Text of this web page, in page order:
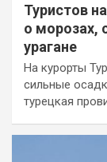
Туристов
о морозах,
урагане
На курорты
сильные
турецкая